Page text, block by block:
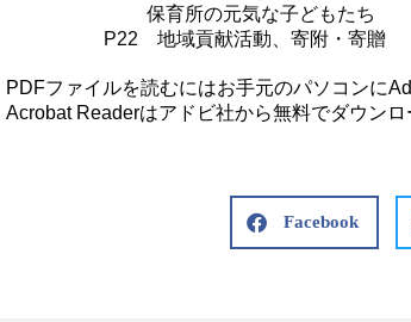
保育所の元気な子どもたち
P22 地域貢献活動、寄附・寄贈
PDFファイルを読むにはお手元のパソコンに
Acrobat Readerはアドビ社から無料でダウンロ
Facebook